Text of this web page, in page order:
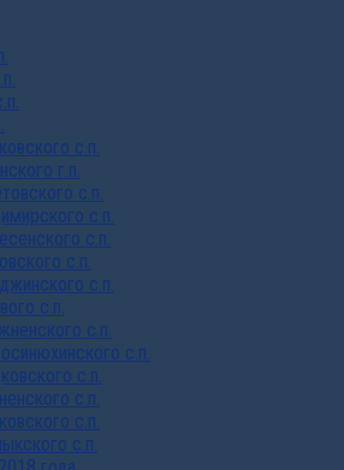
с.п.
г.п.
с.п.
с.п.
с.п.
с.п.
с.п.
с.п.
с.п.
с.п.
с.п.
с.п.
с.п.
с.п.